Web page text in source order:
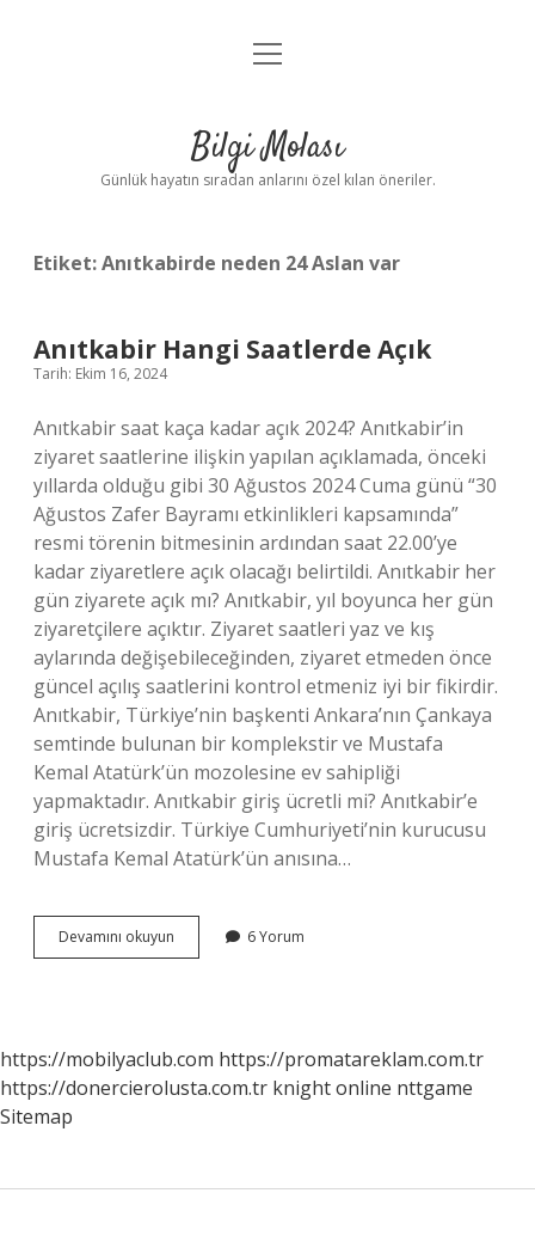
Anasayfa
Yasal Uyarı
menüyü
Bilgi Molası
Günlük hayatın sıradan anlarını özel kılan öneriler.
Etiket:Anıtkabirde neden 24 Aslan var
Anıtkabir Hangi Saatlerde Açık
Tarih: Ekim 16, 2024
Anıtkabir saat kaça kadar açık 2024? Anıtkabir’in
ziyaret saatlerine ilişkin yapılan açıklamada, önceki
yıllarda olduğu gibi 30 Ağustos 2024 Cuma günü “30
Ağustos Zafer Bayramı etkinlikleri kapsamında”
resmi törenin bitmesinin ardından saat 22.00’ye
kadar ziyaretlere açık olacağı belirtildi. Anıtkabir her
gün ziyarete açık mı? Anıtkabir, yıl boyunca her gün
ziyaretçilere açıktır. Ziyaret saatleri yaz ve kış
aylarında değişebileceğinden, ziyaret etmeden önce
güncel açılış saatlerini kontrol etmeniz iyi bir fikirdir.
Anıtkabir, Türkiye’nin başkenti Ankara’nın Çankaya
semtinde bulunan bir komplekstir ve Mustafa
Kemal Atatürk’ün mozolesine ev sahipliği
yapmaktadır. Anıtkabir giriş ücretli mi? Anıtkabir’e
giriş ücretsizdir. Türkiye Cumhuriyeti’nin kurucusu
Mustafa Kemal Atatürk’ün anısına…
Devamını okuyun Anıtkabir
Hangi
6 Yorum
https://mobilyaclub.com https://promatareklam.com.tr
https://donercierolusta.com.tr knight online nttgame
Sitemap